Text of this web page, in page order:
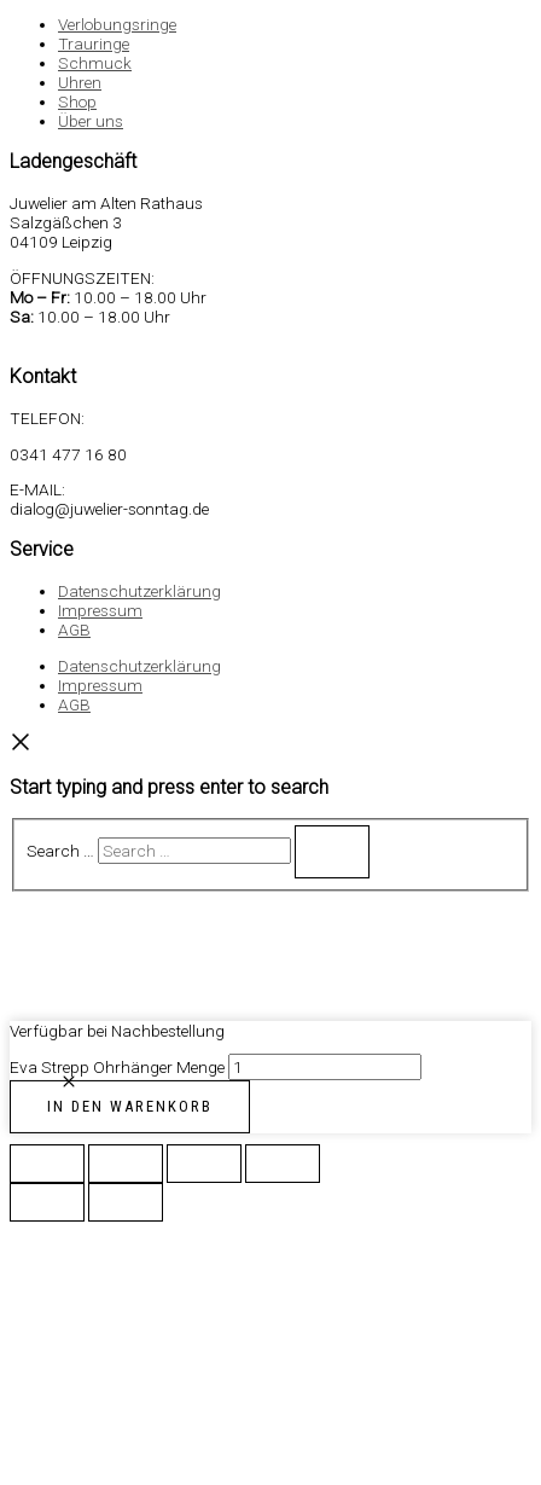
Verlobungsringe
Trauringe
Schmuck
Uhren
Shop
Über uns
Ladengeschäft
Juwelier am Alten Rathaus
Salzgäßchen 3
04109 Leipzig
ÖFFNUNGSZEITEN:
Mo – Fr: 10.00 – 18.00 Uhr
Sa: 10.00 – 18.00 Uhr
Kontakt
TELEFON:
0341 477 16 80
E-MAIL:
dialog@juwelier-sonntag.de
Service
Datenschutzerklärung
Impressum
AGB
Datenschutzerklärung
Impressum
AGB
Start typing and press enter to search
Search …
Verfügbar bei Nachbestellung
Eva Strepp Ohrhänger Menge
IN DEN WARENKORB